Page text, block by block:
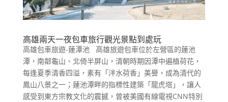
高雄兩天一夜包車旅行觀光景點到處玩
高雄包車旅遊-蓮潭池 高雄旅遊包車位於左營區的蓮池
潭，南鄰龜山、北倚半屏山，清朝時期因潭中遍植荷花，
每逢夏季清香四溢，素有「泮水荷香」美譽，成為清代的
鳳山八景之一；蓮池潭畔的指標性建築「龍虎塔」，讓人
感受到東方宗教文化的震撼，曾被美國有線電視CNN特別